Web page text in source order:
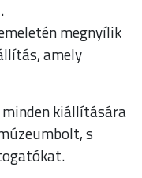
megnyílik
amely
kiállítására
s